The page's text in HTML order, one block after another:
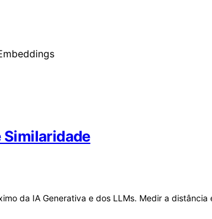
Similaridade
da IA Generativa e dos LLMs. Medir a